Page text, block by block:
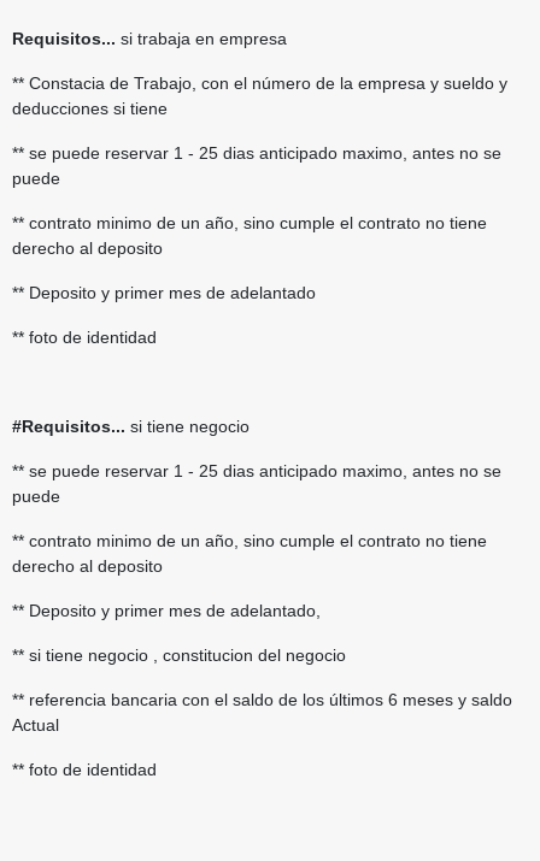
Requisitos... si trabaja en empresa
** Constacia de Trabajo, con el número de la empresa y sueldo y
deducciones si tiene
** se puede reservar 1 - 25 dias anticipado maximo, antes no se
puede
** contrato minimo de un año, sino cumple el contrato no tiene
derecho al deposito
** Deposito y primer mes de adelantado
** foto de identidad
#Requisitos... si tiene negocio
** se puede reservar 1 - 25 dias anticipado maximo, antes no se
puede
** contrato minimo de un año, sino cumple el contrato no tiene
derecho al deposito
** Deposito y primer mes de adelantado,
** si tiene negocio , constitucion del negocio
** referencia bancaria con el saldo de los últimos 6 meses y saldo
Actual
** foto de identidad